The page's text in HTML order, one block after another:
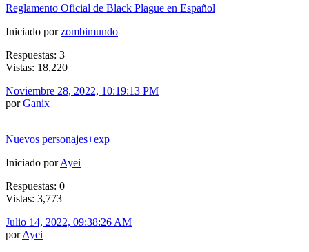
Reglamento Oficial de Black Plague en Español
Iniciado porzombimundo
Respuestas: 3
Vistas: 18,220
Noviembre 28, 2022, 10:19:13 PM
porGanix
Nuevos personajes+exp
Iniciado porAyei
Respuestas: 0
Vistas: 3,773
Julio 14, 2022, 09:38:26 AM
porAyei